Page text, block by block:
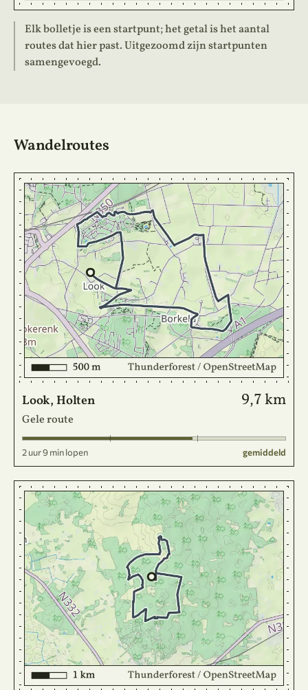
Elk bolletje is een startpunt; het getal is het aantal
routes dat hier past. Uitgezoomd zijn startpunten
samengevoegd.
Wandelroutes
Look, Holten 9,7 km
Gele route
2 uur 9 min lopen gemiddeld